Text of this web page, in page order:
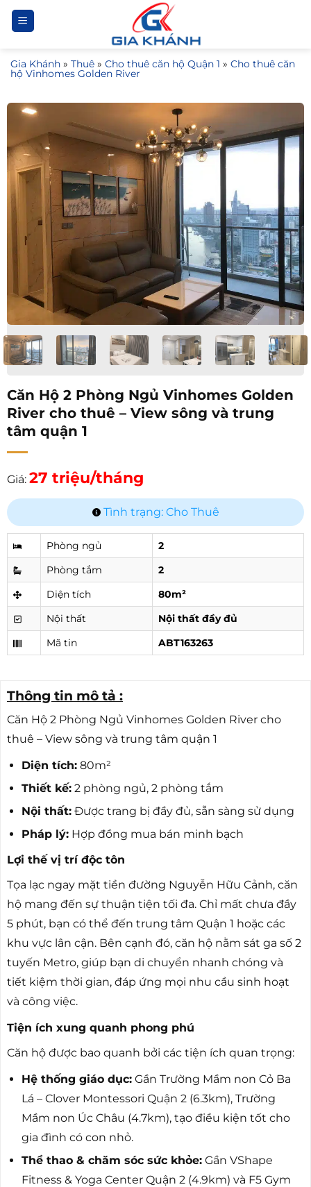
Bỏ
qua
dung
Gia Khánh » Thuê » Cho thuê căn hộ Quận 1 » Cho thuê căn
hộ Vinhomes Golden River
Căn Hộ 2 Phòng Ngủ Vinhomes Golden
River cho thuê – View sông và trung
tâm quận 1
Giá: 27 triệu/tháng
Tình trạng: Cho Thuê
Phòng ngủ
2
Phòng tắm
2
Diện tích
80m²
Nội thất
Nội thất đầy đủ
Mã tin
ABT163263
Thông tin mô tả :
Căn Hộ 2 Phòng Ngủ Vinhomes Golden River cho
thuê – View sông và trung tâm quận 1
Diện tích:80m²
Thiết kế:2 phòng ngủ, 2 phòng tắm
Nội thất:Được trang bị đầy đủ, sẵn sàng sử dụng
Pháp lý:Hợp đồng mua bán minh bạch
Lợi thế vị trí độc tôn
Tọa lạc ngay mặt tiền đường Nguyễn Hữu Cảnh, căn
hộ mang đến sự thuận tiện tối đa. Chỉ mất chưa đầy
5 phút, bạn có thể đến trung tâm Quận 1 hoặc các
khu vực lân cận. Bên cạnh đó, căn hộ nằm sát ga số 2
tuyến Metro, giúp bạn di chuyển nhanh chóng và
tiết kiệm thời gian, đáp ứng mọi nhu cầu sinh hoạt
và công việc.
Tiện ích xung quanh phong phú
Căn hộ được bao quanh bởi các tiện ích quan trọng:
Hệ thống giáo dục:Gần Trường Mầm non Cỏ Ba
Lá – Clover Montessori Quận 2 (6.3km), Trường
Mầm non Úc Châu (4.7km), tạo điều kiện tốt cho
gia đình có con nhỏ.
Thể thao & chăm sóc sức khỏe:Gần VShape
Fitness & Yoga Center Quận 2 (4.9km) và F5 Gym